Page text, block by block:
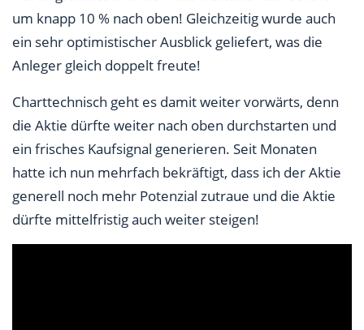
um knapp 10 % nach oben! Gleichzeitig wurde auch
ein sehr optimistischer Ausblick geliefert, was die
Anleger gleich doppelt freute!
Charttechnisch geht es damit weiter vorwärts, denn
die Aktie dürfte weiter nach oben durchstarten und
ein frisches Kaufsignal generieren. Seit Monaten
hatte ich nun mehrfach bekräftigt, dass ich der Aktie
generell noch mehr Potenzial zutraue und die Aktie
dürfte mittelfristig auch weiter steigen!